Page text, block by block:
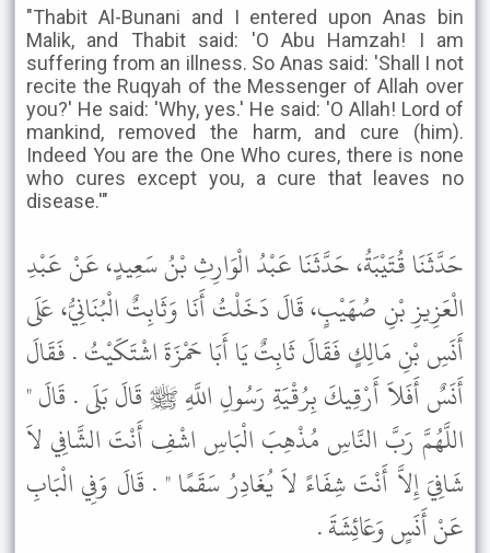
"Thabit Al-Bunani and I entered upon Anas bin
Malik, and Thabit said: 'O Abu Hamzah! I am
suffering from an illness. So Anas said: 'Shall I not
recite the Ruqyah of the Messenger of Allah over
you?' He said: 'Why, yes.' He said: 'O Allah! Lord of
mankind, removed the harm, and cure (him).
Indeed You are the One Who cures, there is none
who cures except you, a cure that leaves no
disease.'"
حَدَّثَنَا قُتَيْبَةُ، حَدَّثَنَا عَبْدُ الْوَارِثِ بْنُ سَعِيدٍ، عَنْ عَبْدِ
الْعَزِيزِ بْنِ صُهَيْبٍ، قَالَ دَخَلْتُ أَنَا وَثَابِتٌ الْبُنَانِيُّ، عَلَى
أَنَسِ بْنِ مَالِكٍ فَقَالَ ثَابِتٌ يَا أَبَا حَمْزَةَ اشْتَكَيْتُ . فَقَالَ
أَنَسٌ أَفَلاَ أَرْقِيكَ بِرُقْيَةِ رَسُولِ اللَّهِ ﷺ قَالَ بَلَى . قَالَ "
اللَّهُمَّ رَبَّ النَّاسِ مُذْهِبَ الْبَاسِ اشْفِ أَنْتَ الشَّافِي لاَ
شَافِيَ إِلاَّ أَنْتَ شِفَاءً لاَ يُغَادِرُ سَقَمًا " . قَالَ وَفِي الْبَابِ
عَنْ أَنَسٍ وَعَائِشَةَ .